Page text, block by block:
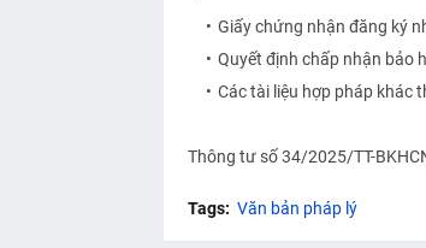
Giấy chứng nhận đăng ký
Quyết định chấp nhận bảo
Các tài liệu hợp pháp khác
Thông tư số 34/2025/TT-
Tags: Văn bản pháp lý